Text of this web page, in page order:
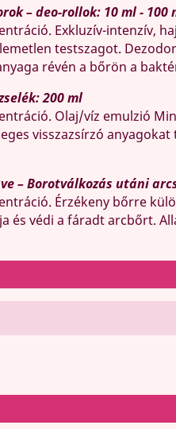
– deo-rollok: 10 ml - 100
Exkluzív-intenzív,
testszagot.
révén a bőrön a
200 ml
Olaj/víz emulzió
visszazsírzó
– Borotválkozás utáni
Érzékeny bőrre
és védi a fáradt arcbőrt.